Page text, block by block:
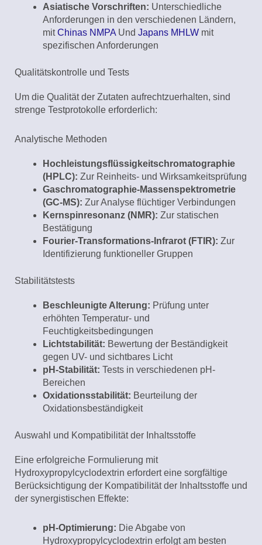
Asiatische Vorschriften: Unterschiedliche
Anforderungen in den verschiedenen Ländern,
mitChinas NMPA Und Japans MHLW mit
spezifischen Anforderungen
Qualitätskontrolle und Tests
Um die Qualität der Zutaten aufrechtzuerhalten, sind
strenge Testprotokolle erforderlich:
Analytische Methoden
Hochleistungsflüssigkeitschromatographie
(HPLC): Zur Reinheits- und Wirksamkeitsprüfung
Gaschromatographie-Massenspektrometrie
(GC-MS): Zur Analyse flüchtiger Verbindungen
Kernspinresonanz (NMR): Zur statischen
Bestätigung
Fourier-Transformations-Infrarot (FTIR): Zur
Identifizierung funktioneller Gruppen
Stabilitätstests
Beschleunigte Alterung: Prüfung unter
erhöhten Temperatur- und
Feuchtigkeitsbedingungen
Lichtstabilität: Bewertung der Beständigkeit
gegen UV- und sichtbares Licht
pH-Stabilität: Tests in verschiedenen pH-
Bereichen
Oxidationsstabilität: Beurteilung der
Oxidationsbeständigkeit
Auswahl und Kompatibilität der Inhaltsstoffe
Eine erfolgreiche Formulierung mit
Hydroxypropylcyclodextrin erfordert eine sorgfältige
Berücksichtigung der Kompatibilität der Inhaltsstoffe und
der synergistischen Effekte:
pH-Optimierung: Die Abgabe von
Hydroxypropylcyclodextrin erfolgt am besten